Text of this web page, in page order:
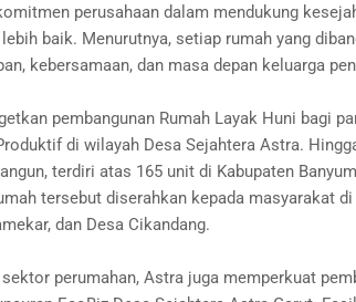
perusahaan dalam mendukung
baik. Menurutnya, setiap rumah yang
kebersamaan, dan masa depan keluarga
pembangunan Rumah Layak Huni bagi
di wilayah Desa Sejahtera Astra.
terdiri atas 165 unit di Kabupaten
tersebut diserahkan kepada masyarakat
dan Desa Cikandang.
perumahan, Astra juga memperkuat